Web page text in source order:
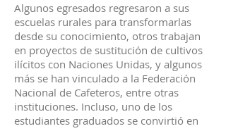
Algunos egresados regresaron a sus
escuelas rurales para transformarlas
desde su conocimiento, otros trabajan
en proyectos de sustitución de cultivos
ilícitos con Naciones Unidas, y algunos
más se han vinculado a la Federación
Nacional de Cafeteros, entre otras
instituciones. Incluso, uno de los
estudiantes graduados se convirtió en